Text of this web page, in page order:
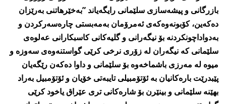
بازرگانی و پیشه‌سازی سلێمانی رایگه‌یاند ”به‌خێرهاتنی به‌رێزان
ده‌كه‌ین، كۆبونه‌وه‌كه‌ی ئه‌مرۆمان به‌مه‌بستی چاره‌سه‌ركردن و
به‌دواداچونكردنه‌ بۆ نیگه‌رانی و گلیه‌كانی كاسبكارانی عه‌لوه‌ی
سلێمانی كه‌ نیگه‌ران له‌ زۆری نرخی كرێی گواستنه‌وه‌ی سه‌وزه‌ و
میوه‌ له‌ مه‌رزی باشماخه‌وه‌ بۆ سلێمانی و داوا ده‌كه‌ن رێگه‌یان
پێبدرێت باره‌كانیان به‌ ئۆتۆمبیلی تایبه‌تی خۆیان و ئۆتۆمبیل به‌راد
بهێنه‌ سلێمانی و بینێرن بۆ شاره‌كانی تری عێراق یاخود كرێی